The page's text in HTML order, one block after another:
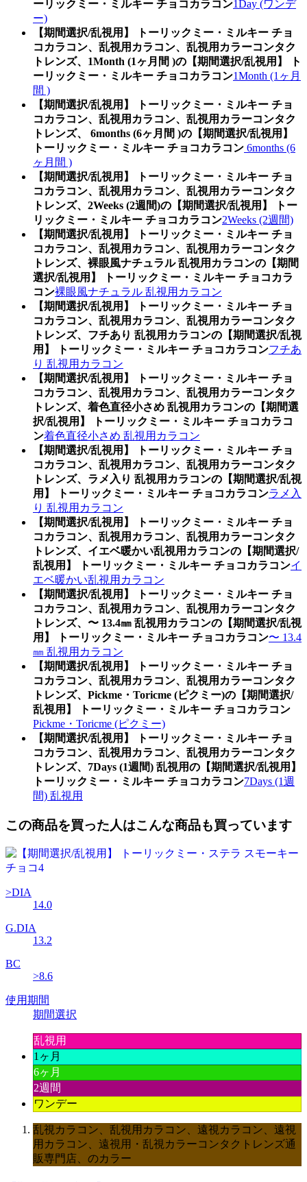
ーリックミー・ミルキー チョコカラコン1Day (ワンデ
ー)
【期間選択/乱視用】 トーリックミー・ミルキー チョ
コカラコン、乱視用カラコン、乱視用カラーコンタク
トレンズ、1Month (1ヶ月間 )の【期間選択/乱視用】 ト
ーリックミー・ミルキー チョコカラコン1Month (1ヶ月
間 )
【期間選択/乱視用】 トーリックミー・ミルキー チョ
コカラコン、乱視用カラコン、乱視用カラーコンタク
トレンズ、 6months (6ヶ月間 )の【期間選択/乱視用】
トーリックミー・ミルキー チョコカラコン 6months (6
ヶ月間 )
【期間選択/乱視用】 トーリックミー・ミルキー チョ
コカラコン、乱視用カラコン、乱視用カラーコンタク
トレンズ、2Weeks (2週間)の【期間選択/乱視用】 トー
リックミー・ミルキー チョコカラコン2Weeks (2週間)
【期間選択/乱視用】 トーリックミー・ミルキー チョ
コカラコン、乱視用カラコン、乱視用カラーコンタク
トレンズ、裸眼風ナチュラル 乱視用カラコンの【期間
選択/乱視用】 トーリックミー・ミルキー チョコカラ
コン裸眼風ナチュラル 乱視用カラコン
【期間選択/乱視用】 トーリックミー・ミルキー チョ
コカラコン、乱視用カラコン、乱視用カラーコンタク
トレンズ、フチあり 乱視用カラコンの【期間選択/乱視
用】 トーリックミー・ミルキー チョコカラコンフチあ
り 乱視用カラコン
【期間選択/乱視用】 トーリックミー・ミルキー チョ
コカラコン、乱視用カラコン、乱視用カラーコンタク
トレンズ、着色直径小さめ 乱視用カラコンの【期間選
択/乱視用】 トーリックミー・ミルキー チョコカラコ
ン着色直径小さめ 乱視用カラコン
【期間選択/乱視用】 トーリックミー・ミルキー チョ
コカラコン、乱視用カラコン、乱視用カラーコンタク
トレンズ、ラメ入り 乱視用カラコンの【期間選択/乱視
用】 トーリックミー・ミルキー チョコカラコンラメ入
り 乱視用カラコン
【期間選択/乱視用】 トーリックミー・ミルキー チョ
コカラコン、乱視用カラコン、乱視用カラーコンタク
トレンズ、イエベ暖かい乱視用カラコンの【期間選択/
乱視用】 トーリックミー・ミルキー チョコカラコンイ
エベ暖かい乱視用カラコン
【期間選択/乱視用】 トーリックミー・ミルキー チョ
コカラコン、乱視用カラコン、乱視用カラーコンタク
トレンズ、〜 13.4㎜ 乱視用カラコンの【期間選択/乱視
用】 トーリックミー・ミルキー チョコカラコン〜 13.4
㎜ 乱視用カラコン
【期間選択/乱視用】 トーリックミー・ミルキー チョ
コカラコン、乱視用カラコン、乱視用カラーコンタク
トレンズ、Pickme・Toricme (ピクミー)の【期間選択/
乱視用】 トーリックミー・ミルキー チョコカラコン
Pickme・Toricme (ピクミー)
【期間選択/乱視用】 トーリックミー・ミルキー チョ
コカラコン、乱視用カラコン、乱視用カラーコンタク
トレンズ、7Days (1週間) 乱視用の【期間選択/乱視用】
トーリックミー・ミルキー チョコカラコン7Days (1週
間) 乱視用
この商品を買った人はこんな商品も買っています
>DIA
14.0
G.DIA
13.2
BC
>8.6
使用期間
期間選択
乱視用
1ヶ月
6ヶ月
2週間
ワンデー
乱視カラコン、乱視用カラコン、遠視カラコン、遠視
用カラコン、遠視用・乱視カラーコンタクトレンズ通
販専門店、のカラー